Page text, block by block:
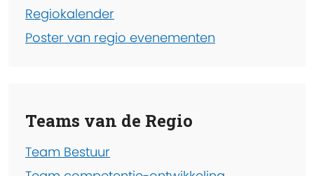
Regiokalender
Poster van regio evenementen
Teams van de Regio
Team Bestuur